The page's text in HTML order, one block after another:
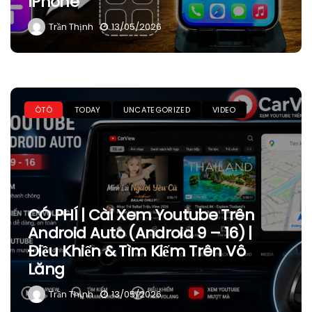
Trần Thịnh 13/05/2026
ÔTÔ TODAY UNCATEGORIZED VIDEO
CÓ PHÍ | Cài Xem Youtube Trên
Android Auto (Android 9 – 16) |
Điều Khiển & Tìm Kiếm Trên Vô
Lăng
Trần Thịnh 13/05/2026